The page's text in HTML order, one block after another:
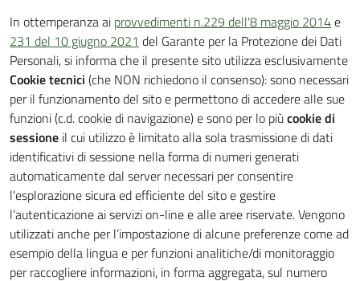
In ottemperanza ai provvedimenti n.229 dell'8 maggio 2014e
231 del 10 giugno 2021 del Garante per la Protezione dei Dati
Personali, si informa che il presente sito utilizza esclusivamente
Cookie tecnici (che NON richiedono il consenso): sono necessari
per il funzionamento del sito e permettono di accedere alle sue
funzioni (c.d. cookie di navigazione) e sono per lo piùcookie di
sessione il cui utilizzo è limitato alla sola trasmissione di dati
identificativi di sessione nella forma di numeri generati
automaticamente dal server necessari per consentire
l'esplorazione sicura ed efficiente del sito e gestire
l’autenticazione ai servizi on-line e alle aree riservate. Vengono
utilizzati anche per l’impostazione di alcune preferenze come ad
esempio della lingua e per funzioni analitiche/di monitoraggio
per raccogliere informazioni, in forma aggregata, sul numero